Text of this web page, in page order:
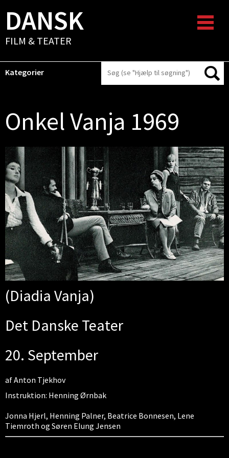
DANSK
FILM & TEATER
Kategorier
Onkel Vanja 1969
(Diadia Vanja)
Det Danske Teater
20. September
af Anton Tjekhov
Instruktion: Henning Ørnbak
Jonna Hjerl, Henning Palner, Beatrice Bonnesen, Lene
Tiemroth og Søren Elung Jensen